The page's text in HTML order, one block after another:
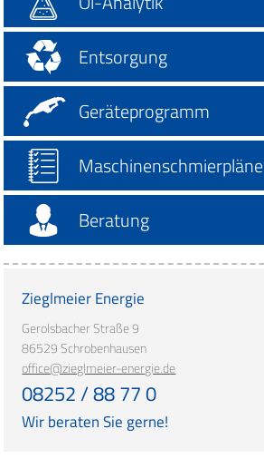
Entsorgung
Geräteprogramm
Maschinenschmierpläne
Beratung
Zieglmeier Energie
Gerolsbacher Straße 9
86529 Schrobenhausen
office@zieglmeier-energie.de
08252 / 88 77 0
Wir beraten Sie gerne!